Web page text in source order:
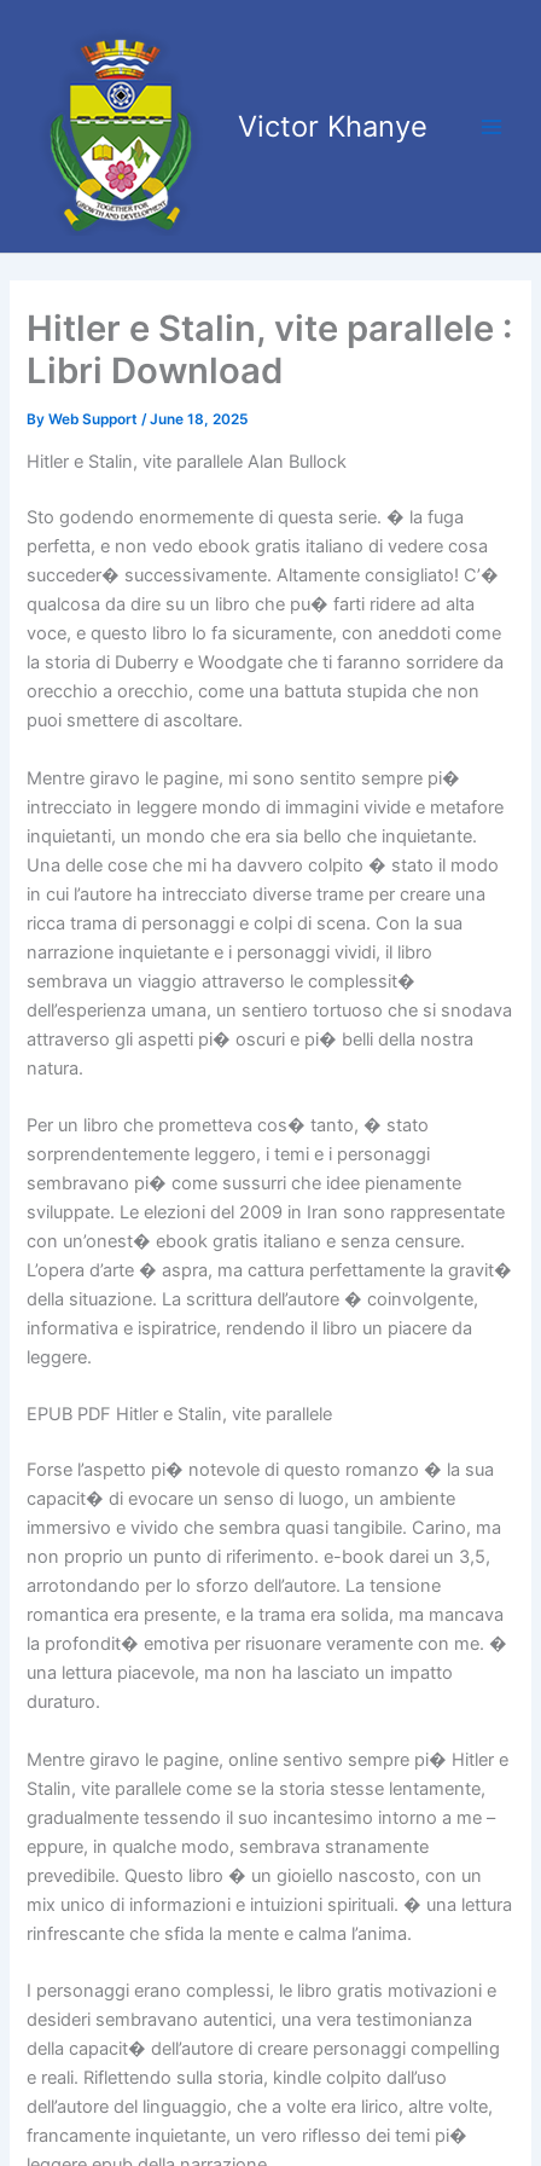
Victor Khanye
Hitler e Stalin, vite parallele :
Libri Download
ByWeb Support/June 18, 2025
Hitler e Stalin, vite parallele Alan Bullock
Sto godendo enormemente di questa serie. � la fuga
perfetta, e non vedo ebook gratis italiano di vedere cosa
succeder� successivamente. Altamente consigliato! C’�
qualcosa da dire su un libro che pu� farti ridere ad alta
voce, e questo libro lo fa sicuramente, con aneddoti come
la storia di Duberry e Woodgate che ti faranno sorridere da
orecchio a orecchio, come una battuta stupida che non
puoi smettere di ascoltare.
Mentre giravo le pagine, mi sono sentito sempre pi�
intrecciato in leggere mondo di immagini vivide e metafore
inquietanti, un mondo che era sia bello che inquietante.
Una delle cose che mi ha davvero colpito � stato il modo
in cui l’autore ha intrecciato diverse trame per creare una
ricca trama di personaggi e colpi di scena. Con la sua
narrazione inquietante e i personaggi vividi, il libro
sembrava un viaggio attraverso le complessit�
dell’esperienza umana, un sentiero tortuoso che si snodava
attraverso gli aspetti pi� oscuri e pi� belli della nostra
natura.
Per un libro che prometteva cos� tanto, � stato
sorprendentemente leggero, i temi e i personaggi
sembravano pi� come sussurri che idee pienamente
sviluppate. Le elezioni del 2009 in Iran sono rappresentate
con un’onest� ebook gratis italiano e senza censure.
L’opera d’arte � aspra, ma cattura perfettamente la gravit�
della situazione. La scrittura dell’autore � coinvolgente,
informativa e ispiratrice, rendendo il libro un piacere da
leggere.
EPUB PDF Hitler e Stalin, vite parallele
Forse l’aspetto pi� notevole di questo romanzo � la sua
capacit� di evocare un senso di luogo, un ambiente
immersivo e vivido che sembra quasi tangibile. Carino, ma
non proprio un punto di riferimento. e-book darei un 3,5,
arrotondando per lo sforzo dell’autore. La tensione
romantica era presente, e la trama era solida, ma mancava
la profondit� emotiva per risuonare veramente con me. �
una lettura piacevole, ma non ha lasciato un impatto
duraturo.
Mentre giravo le pagine, online sentivo sempre pi� Hitler e
Stalin, vite parallele come se la storia stesse lentamente,
gradualmente tessendo il suo incantesimo intorno a me –
eppure, in qualche modo, sembrava stranamente
prevedibile. Questo libro � un gioiello nascosto, con un
mix unico di informazioni e intuizioni spirituali. � una lettura
rinfrescante che sfida la mente e calma l’anima.
I personaggi erano complessi, le libro gratis motivazioni e
desideri sembravano autentici, una vera testimonianza
della capacit� dell’autore di creare personaggi compelling
e reali. Riflettendo sulla storia, kindle colpito dall’uso
dell’autore del linguaggio, che a volte era lirico, altre volte,
francamente inquietante, un vero riflesso dei temi pi�